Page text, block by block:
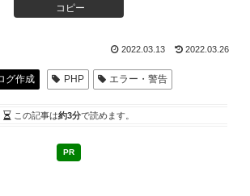
コピー
2022.03.13 2022.03.26
グ作成 PHP エラー・警告
この記事は約3分で読めます。
PR